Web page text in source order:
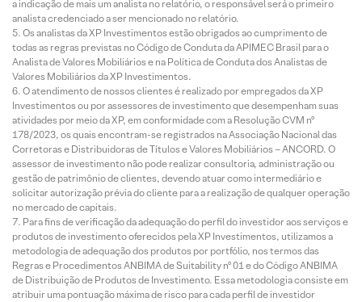
a indicação de mais um analista no relatório, o responsável será o primeiro
analista credenciado a ser mencionado no relatório.
Os analistas da XP Investimentos estão obrigados ao cumprimento de
todas as regras previstas no Código de Conduta da APIMEC Brasil para o
Analista de Valores Mobiliários e na Política de Conduta dos Analistas de
Valores Mobiliários da XP Investimentos.
O atendimento de nossos clientes é realizado por empregados da XP
Investimentos ou por assessores de investimento que desempenham suas
atividades por meio da XP, em conformidade com a Resolução CVM nº
178/2023, os quais encontram-se registrados na Associação Nacional das
Corretoras e Distribuidoras de Títulos e Valores Mobiliários – ANCORD. O
assessor de investimento não pode realizar consultoria, administração ou
gestão de patrimônio de clientes, devendo atuar como intermediário e
solicitar autorização prévia do cliente para a realização de qualquer operação
no mercado de capitais.
Para fins de verificação da adequação do perfil do investidor aos serviços e
produtos de investimento oferecidos pela XP Investimentos, utilizamos a
metodologia de adequação dos produtos por portfólio, nos termos das
Regras e Procedimentos ANBIMA de Suitability nº 01 e do Código ANBIMA
de Distribuição de Produtos de Investimento. Essa metodologia consiste em
atribuir uma pontuação máxima de risco para cada perfil de investidor